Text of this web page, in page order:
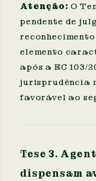
Atenção: O
pendente de
elemento
após a EC 103/
jurisprudência
favorável ao
Tese 3.
dispensam